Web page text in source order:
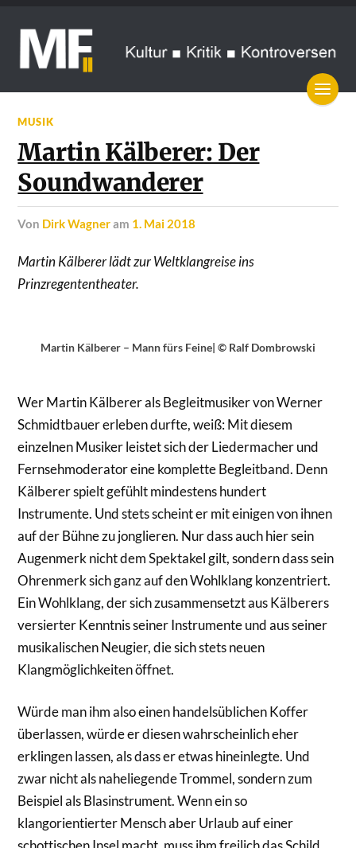
MUSIK
Martin Kälberer: Der
Soundwanderer
von Dirk Wagneram 1. Mai 2018
Martin Kälberer lädt zur Weltklangreise ins
Prinzregententheater.
Martin Kälberer – Mann fürs Feine| © Ralf Dombrowski
Wer Martin Kälberer als Begleitmusiker von Werner
Schmidtbauer erleben durfte, weiß: Mit diesem
einzelnen Musiker leistet sich der Liedermacher und
Fernsehmoderator eine komplette Begleitband. Denn
Kälberer spielt gefühlt mindestens hundert
Instrumente. Und stets scheint er mit einigen von ihnen
auf der Bühne zu jonglieren. Nur dass auch hier sein
Augenmerk nicht dem Spektakel gilt, sondern dass sein
Ohrenmerk sich ganz auf den Wohlklang konzentriert.
Ein Wohlklang, der sich zusammensetzt aus Kälberers
versierter Kenntnis seiner Instrumente und aus seiner
musikalischen Neugier, die sich stets neuen
Klangmöglichkeiten öffnet.
Würde man ihm also einen handelsüblichen Koffer
überlassen, würde er diesen wahrscheinlich eher
erklingen lassen, als dass er etwas hineinlegte. Und
zwar nicht als naheliegende Trommel, sondern zum
Beispiel als Blasinstrument. Wenn ein so
klangorientierter Mensch aber Urlaub auf einer